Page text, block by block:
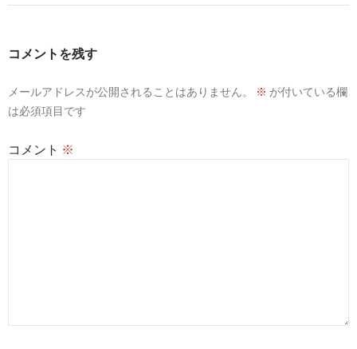
ゲ
ョ
コメントを残す
メールアドレスが公開されることはありません。 ※ が付いている欄
は必須項目です
コメント ※